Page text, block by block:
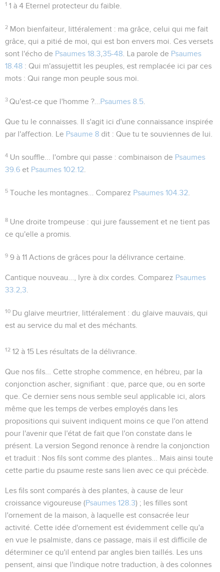
1 1 à 4 Eternel protecteur du faible.
2 Mon bienfaiteur , littéralement : ma grâce , celui qui me fait
grâce, qui a pitié de moi, qui est bon envers moi. Ces versets
sont l'écho de Psaumes 18.3 35-48 . La parole de Psaumes
18.48 : Qui m'assujettit les peuples , est remplacée ici par ces
mots : Qui range mon peuple sous moi
3 Qu'est-ce que l'homme ?... Psaumes 8.5
Que tu le connaisses . Il s'agit ici d'une connaissance inspirée
par l'affection. Le Psaume 8 dit : Que tu te souviennes de lui
4 Un souffle... l'ombre qui passe : combinaison de Psaumes
39.6 et Psaumes 102.12
5 Touche les montagnes... Comparez Psaumes 104.32
8 Une droite trompeuse : qui jure faussement et ne tient pas
ce qu'elle a promis.
9 9 à 11 Actions de grâces pour la délivrance certaine.
Cantique nouveau..., lyre à dix cordes . Comparez Psaumes
33.2,3
10 Du glaive meurtrier , littéralement : du glaive mauvais , qui
est au service du mal et des méchants.
12 12 à 15 Les résultats de la délivrance.
Que nos fils...
Cette strophe commence, en hébreu, par la
conjonction ascher , signifiant : que, parce que, ou en sorte
que. Ce dernier sens nous semble seul applicable ici, alors
même que les temps de verbes employés dans les
propositions qui suivent indiquent moins ce que l'on attend
pour l'avenir que l'état de fait que l'on constate dans le
présent. La version Segond renonce à rendre la conjonction
et traduit : Nos fils sont comme des plantes...
Mais ainsi toute
cette partie du psaume reste sans lien avec ce qui précède.
Les fils sont comparés à des plantes , à cause de leur
croissance vigoureuse (Psaumes 128.3) ; les filles sont
l'ornement de la maison, à laquelle est consacrée leur
activité. Cette idée d'ornement est évidemment celle qu'a
en vue le psalmiste, dans ce passage, mais il est difficile de
déterminer ce qu'il entend par angles bien taillés . Les uns
pensent, ainsi que l'indique notre traduction, à des colonnes